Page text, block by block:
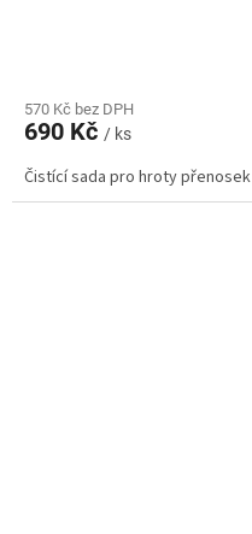
570 Kč bez DPH
690 Kč / ks
Čistící sada pro hroty přenosek